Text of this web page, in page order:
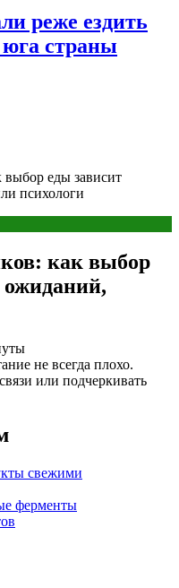
реже ездить
страны
выбор еды зависит
психологи
как выбор
ожиданий,
не всегда плохо.
или подчеркивать
свежими
ферменты